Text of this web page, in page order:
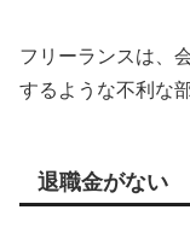
フリーランスは、
するような不利な
退職金がない